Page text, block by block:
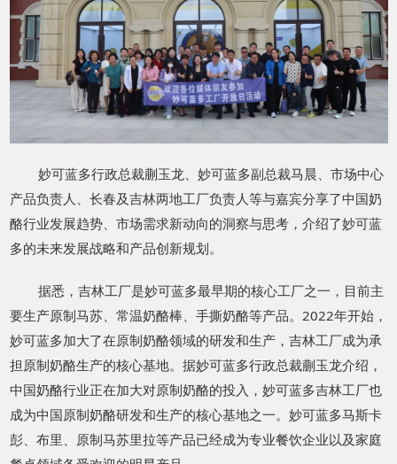
妙可蓝多行政总裁蒯玉龙、妙可蓝多副总裁马晨、市场中心
产品负责人、长春及吉林两地工厂负责人等与嘉宾分享了中国奶
酪行业发展趋势、市场需求新动向的洞察与思考，介绍了妙可蓝
多的未来发展战略和产品创新规划。
据悉，吉林工厂是妙可蓝多最早期的核心工厂之一，目前主
要生产原制马苏、常温奶酪棒、手撕奶酪等产品。 2022年开始，
妙可蓝多加大了在原制奶酪领域的研发和生产，吉林工厂成为承
担原制奶酪生产的核心基地。据妙可蓝多行政总裁蒯玉龙介绍，
中国奶酪行业正在加大对原制奶酪的投入，妙可蓝多吉林工厂也
成为中国原制奶酪研发和生产的核心基地之一。妙可蓝多马斯卡
彭、布里、原制马苏里拉等产品已经成为专业餐饮企业以及家庭